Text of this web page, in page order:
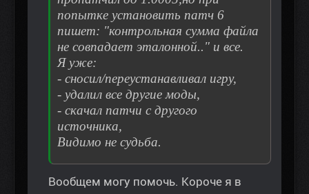
попытке установить патч 6
пишет: "контрольная сумма файла
не совпадает эталонной.." и все.
Я уже:
- сносил/переустанавливал игру,
- удалил все другие моды,
- скачал патчи с другого
источника,
Видимо не судьба.
Вообщем могу помочь. Короче я в